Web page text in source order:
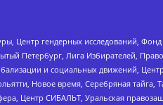
Центр гендерных исследований,
Петербург, Лига Избирателей,
и социальных движений,
Новое время, Серебряная тайга,
Центр СИБАЛЬТ, Уральская